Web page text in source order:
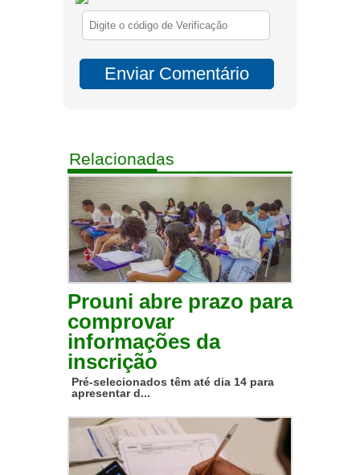
Relacionadas
Prouni abre prazo para
comprovar
informações da
inscrição
Pré-selecionados têm até dia 14 para
apresentar d...